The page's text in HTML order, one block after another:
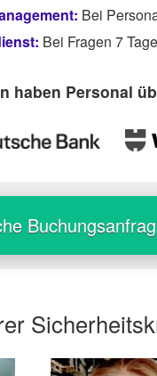
Bei
Bei Fragen 7
haben Personal